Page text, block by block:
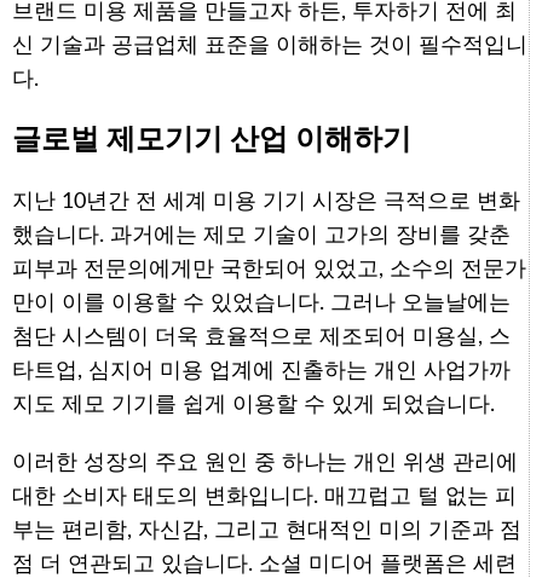
브랜드 미용 제품을 만들고자 하든, 투자하기 전에 최
신 기술과 공급업체 표준을 이해하는 것이 필수적입니
다.
글로벌 제모기기 산업 이해하기
지난 10년간 전 세계 미용 기기 시장은 극적으로 변화
했습니다. 과거에는 제모 기술이 고가의 장비를 갖춘
피부과 전문의에게만 국한되어 있었고, 소수의 전문가
만이 이를 이용할 수 있었습니다. 그러나 오늘날에는
첨단 시스템이 더욱 효율적으로 제조되어 미용실, 스
타트업, 심지어 미용 업계에 진출하는 개인 사업가까
지도 제모 기기를 쉽게 이용할 수 있게 되었습니다.
이러한 성장의 주요 원인 중 하나는 개인 위생 관리에
대한 소비자 태도의 변화입니다. 매끄럽고 털 없는 피
부는 편리함, 자신감, 그리고 현대적인 미의 기준과 점
점 더 연관되고 있습니다. 소셜 미디어 플랫폼은 세련